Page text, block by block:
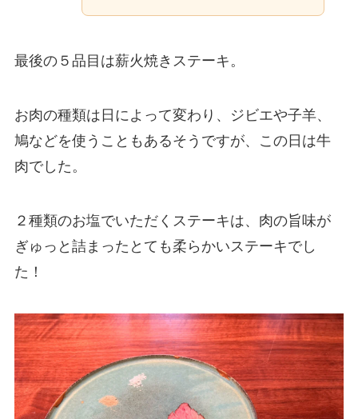
最後の５品目は薪火焼きステーキ。
お肉の種類は日によって変わり、ジビエや子羊、
鳩などを使うこともあるそうですが、この日は牛
肉でした。
２種類のお塩でいただくステーキは、肉の旨味が
ぎゅっと詰まったとても柔らかいステーキでし
た！